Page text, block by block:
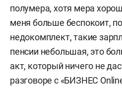
полумера, хотя мера
меня больше беспокоит,
недокомплект, такие
пенсии небольшая, это
акт, который ничего не
разговоре с «БИЗНЕС